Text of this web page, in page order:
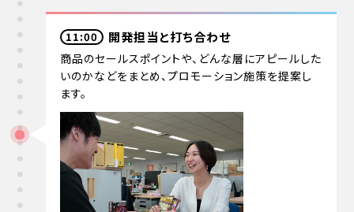
11:00 開発担当と打ち合わせ
商品のセールスポイントや、どんな層にアピールした
いのかなどをまとめ、プロモーション施策を提案し
ます。